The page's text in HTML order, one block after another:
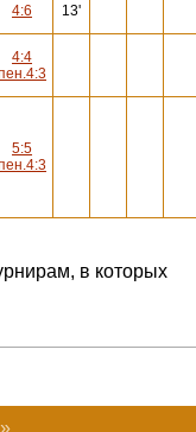
4:6 13'
4:4
5:5
в которых